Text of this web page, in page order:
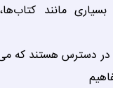
بسیاری مانند
در دسترس هستند که